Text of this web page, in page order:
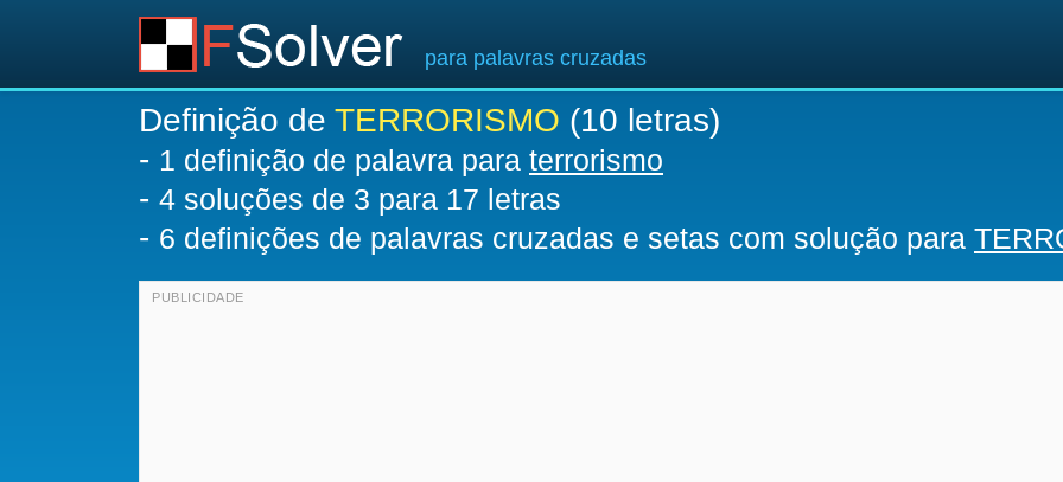
para palavras cruzadas
Definição de TERRORISMO (10 letras)
- 1 definição de palavra para terrorismo
- 4 soluções de 3 para 17 letras
- 6 definições de palavras cruzadas e setas com solução para